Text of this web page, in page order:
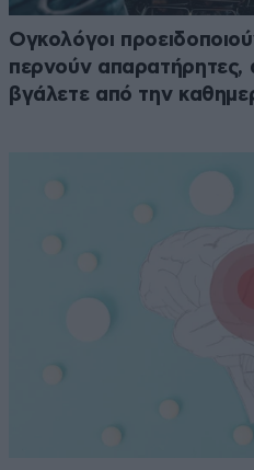
Ογκολόγοι
περνούν απαρατήρητες,
βγάλετε από την